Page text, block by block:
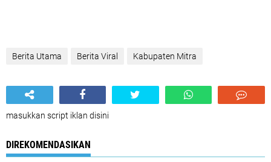
Berita Utama Berita Viral Kabupaten Mitra
masukkan script iklan disini
DIREKOMENDASIKAN